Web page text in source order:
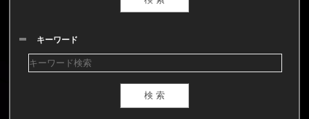
キーワード